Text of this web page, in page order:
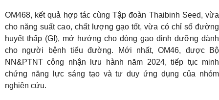
OM468, kết quả hợp tác cùng Tập đoàn Thaibinh Seed, vừa
cho năng suất cao, chất lượng gạo tốt, vừa có chỉ số đường
huyết thấp (GI), mở hướng cho dòng gạo dinh dưỡng dành
cho người bệnh tiểu đường. Mới nhất, OM46, được Bộ
NN&PTNT công nhận lưu hành năm 2024, tiếp tục minh
chứng năng lực sáng tạo và tư duy ứng dụng của nhóm
nghiên cứu.